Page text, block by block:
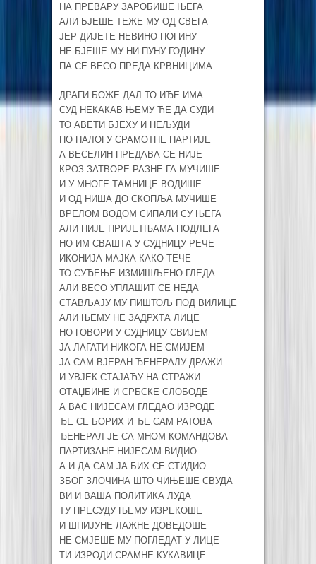
НА ПРЕВАРУ ЗАРОБИШЕ ЊЕГА
АЛИ БЈЕШЕ ТЕЖЕ МУ ОД СВЕГА
ЈЕР ДИЈЕТЕ НЕВИНО ПОГИНУ
НЕ БЈЕШЕ МУ НИ ПУНУ ГОДИНУ
ПА СЕ ВЕСО ПРЕДА КРВНИЦИМА
ДРАГИ БОЖЕ ДАЛ ТО ИЂЕ ИМА
СУД НЕКАКАВ ЊЕМУ ЋЕ ДА СУДИ
ТО АВЕТИ БЈЕХУ И НЕЉУДИ
ПО НАЛОГУ СРАМОТНЕ ПАРТИЈЕ
А ВЕСЕЛИН ПРЕДАВА СЕ НИЈЕ
КРОЗ ЗАТВОРЕ РАЗНЕ ГА МУЧИШЕ
И У МНОГЕ ТАМНИЦЕ ВОДИШЕ
И ОД НИША ДО СКОПЉА МУЧИШЕ
ВРЕЛОМ ВОДОМ СИПАЛИ СУ ЊЕГА
АЛИ НИЈЕ ПРИЈЕТЊАМА ПОДЛЕГА
НО ИМ СВАШТА У СУДНИЦУ РЕЧЕ
ИКОНИЈА МАЈКА КАКО ТЕЧЕ
ТО СУЂЕЊЕ ИЗМИШЉЕНО ГЛЕДА
АЛИ ВЕСО УПЛАШИТ СЕ НЕДА
СТАВЉАЈУ МУ ПИШТОЉ ПОД ВИЛИЦЕ
АЛИ ЊЕМУ НЕ ЗАДРХТА ЛИЦЕ
НО ГОВОРИ У СУДНИЦУ СВИЈЕМ
ЈА ЛАГАТИ НИКОГА НЕ СМИЈЕМ
ЈА САМ ВЈЕРАН ЂЕНЕРАЛУ ДРАЖИ
И УВЈЕК СТАЈАЋУ НА СТРАЖИ
ОТАЏБИНЕ И СРБСКЕ СЛОБОДЕ
А ВАС НИЈЕСАМ ГЛЕДАО ИЗРОДЕ
ЂЕ СЕ БОРИХ И ЂЕ САМ РАТОВА
ЂЕНЕРАЛ ЈЕ СА МНОМ КОМАНДОВА
ПАРТИЗАНЕ НИЈЕСАМ ВИДИО
А И ДА САМ ЈА БИХ СЕ СТИДИО
ЗБОГ ЗЛОЧИНА ШТО ЧИЊЕШЕ СВУДА
ВИ И ВАША ПОЛИТИКА ЛУДА
ТУ ПРЕСУДУ ЊЕМУ ИЗРЕКОШЕ
И ШПИЈУНЕ ЛАЖНЕ ДОВЕДОШЕ
НЕ СМЈЕШЕ МУ ПОГЛЕДАТ У ЛИЦЕ
ТИ ИЗРОДИ СРАМНЕ КУКАВИЦЕ